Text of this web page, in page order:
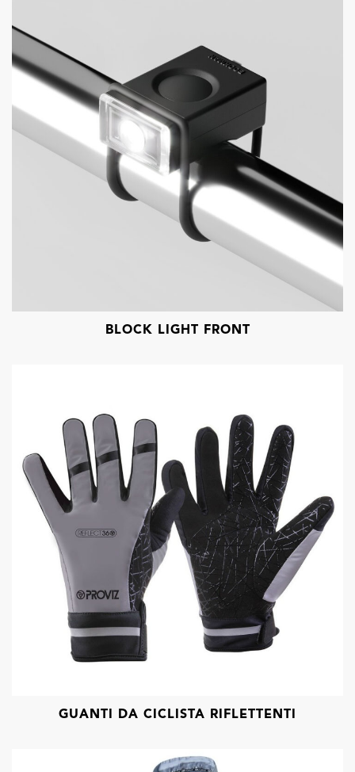
BLOCK LIGHT FRONT
GUANTI DA CICLISTA RIFLETTENTI